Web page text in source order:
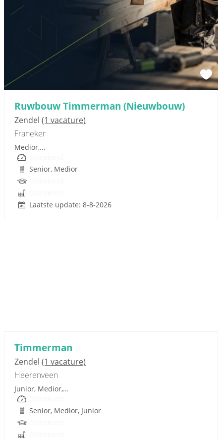
Ruwbouw Timmerman (Nieuwbouw)
Zendel (1 vacature)
Franeker
Sponsored link
Medior,...
Senior, Medior
Laatste update: 8-8-2026
Timmerman
Zendel (1 vacature)
Heerenveen
Junior, Medior,...
Senior, Medior, Junior